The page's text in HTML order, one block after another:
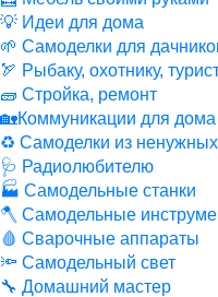
💡 Идеи для дома
🌱 Самоделки для
🏹 Рыбаку, охотнику,
🧱 Стройка, ремонт
🏡Коммуникации для дома
♻ Самоделки из
🩺 Радиолюбителю
🏭 Самодельные станки
🪓 Самодельные
🩸 Сварочные аппараты
🔦 Самодельный свет
🔧 Домашний мастер